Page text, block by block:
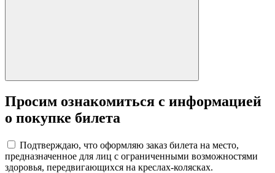
Просим ознакомиться с информацией
о покупке билета
Подтверждаю, что оформляю заказ билета на место,
предназначенное для лиц с ограниченными возможностями
здоровья, передвигающихся на креслах-колясках.